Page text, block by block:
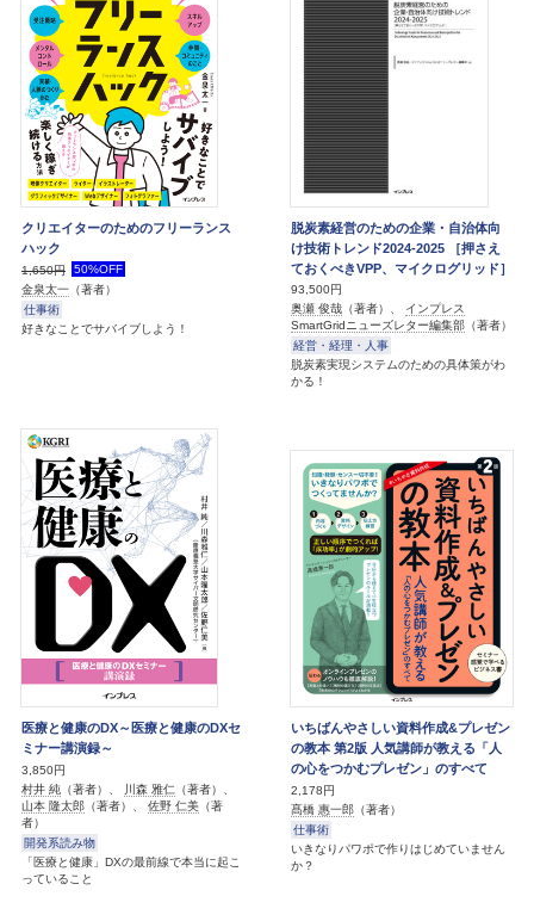
クリエイターのためのフリーランス
ハック
1,650円
50%OFF
金泉太一 （著者）
仕事術
好きなことでサバイブしよう！
脱炭素経営のための企業・自治体向
け技術トレンド2024-2025 ［押さえ
ておくべきVPP、マイクログリッド］
93,500円
奥瀬 俊哉 （著者）、 インプレス
SmartGridニューズレター編集部 （著者）
経営・経理・人事
脱炭素実現システムのための具体策がわ
かる！
医療と健康のDX～医療と健康のDXセ
ミナー講演録～
3,850円
村井 純 （著者）、 川森 雅仁 （著者）、
山本 隆太郎 （著者）、 佐野 仁美 （著
者）
開発系読み物
「医療と健康」DXの最前線で本当に起こ
っていること
いちばんやさしい資料作成&プレゼン
の教本 第2版 人気講師が教える「人
の心をつかむプレゼン」のすべて
2,178円
髙橋 惠一郎 （著者）
仕事術
いきなりパワポで作りはじめていません
か？